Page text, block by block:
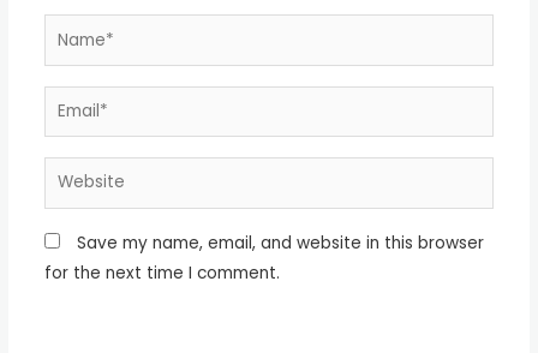
Name*
Email*
Website
Save my name, email, and website in this browser
for the next time I comment.